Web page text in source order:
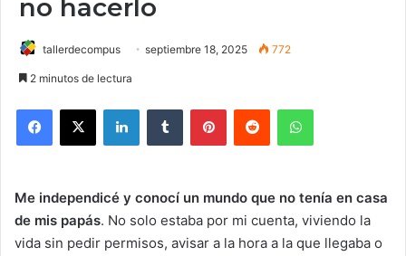
no hacerlo
tallerdecompus septiembre 18, 2025 772
2 minutos de lectura
Me independicé y conocí un mundo que no tenía en casa
de mis papás. No solo estaba por mi cuenta, viviendo la
vida sin pedir permisos, avisar a la hora a la que llegaba o